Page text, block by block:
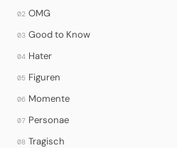
02 OMG
03 Good to Know
04 Hater
05 Figuren
06 Momente
07 Personae
08 Tragisch